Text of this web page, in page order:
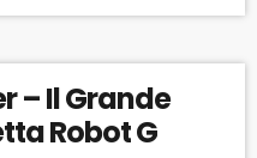
E
A
– Il Grande
Robot G